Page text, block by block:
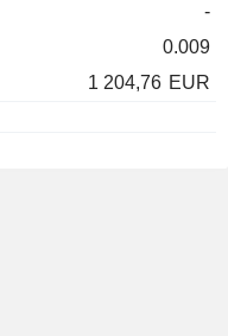
-
0.009
1 204,76 EUR